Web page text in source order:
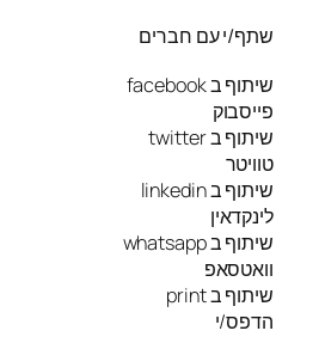
שתף/י עם חברים
שיתוף ב facebook
פייסבוק
שיתוף ב twitter
טוויטר
שיתוף ב linkedin
לינקדאין
שיתוף ב whatsapp
וואטסאפ
שיתוף ב print
הדפס/י